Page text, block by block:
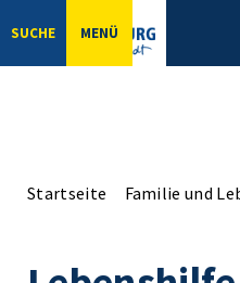
SUCHE MENÜ
Startseite Familie und